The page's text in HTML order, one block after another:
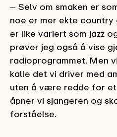
– Selv om smaken er
noe er mer ekte country
er like variert som jazz
prøver jeg også å vise
radioprogrammet. Men
kalle det vi driver med
uten å være redde for et
åpner vi sjangeren og
forståelse.